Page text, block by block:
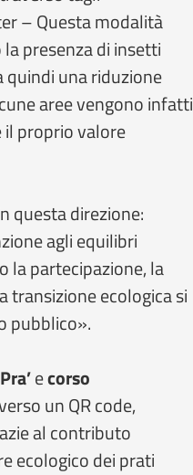
– Questa modalità
presenza di insetti
quindi una riduzione
aree vengono infatti
il proprio valore
questa direzione:
agli equilibri
la partecipazione, la
transizione ecologica si
pubblico».
ecorso
un QR code,
al contributo
ecologico dei prati